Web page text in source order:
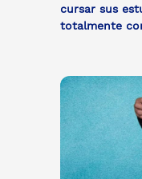
cursar sus
totalmente